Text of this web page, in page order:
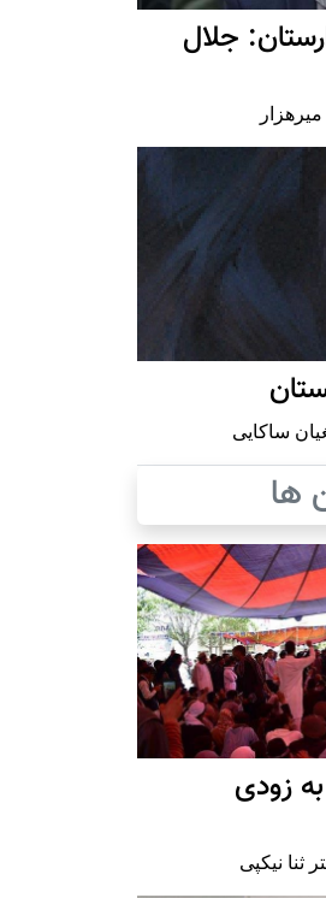
جلال
ساکایی
ها
زودی
ثنا نیکپی